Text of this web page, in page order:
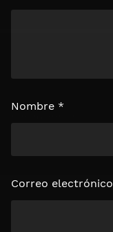
Nombre *
Correo electrónico